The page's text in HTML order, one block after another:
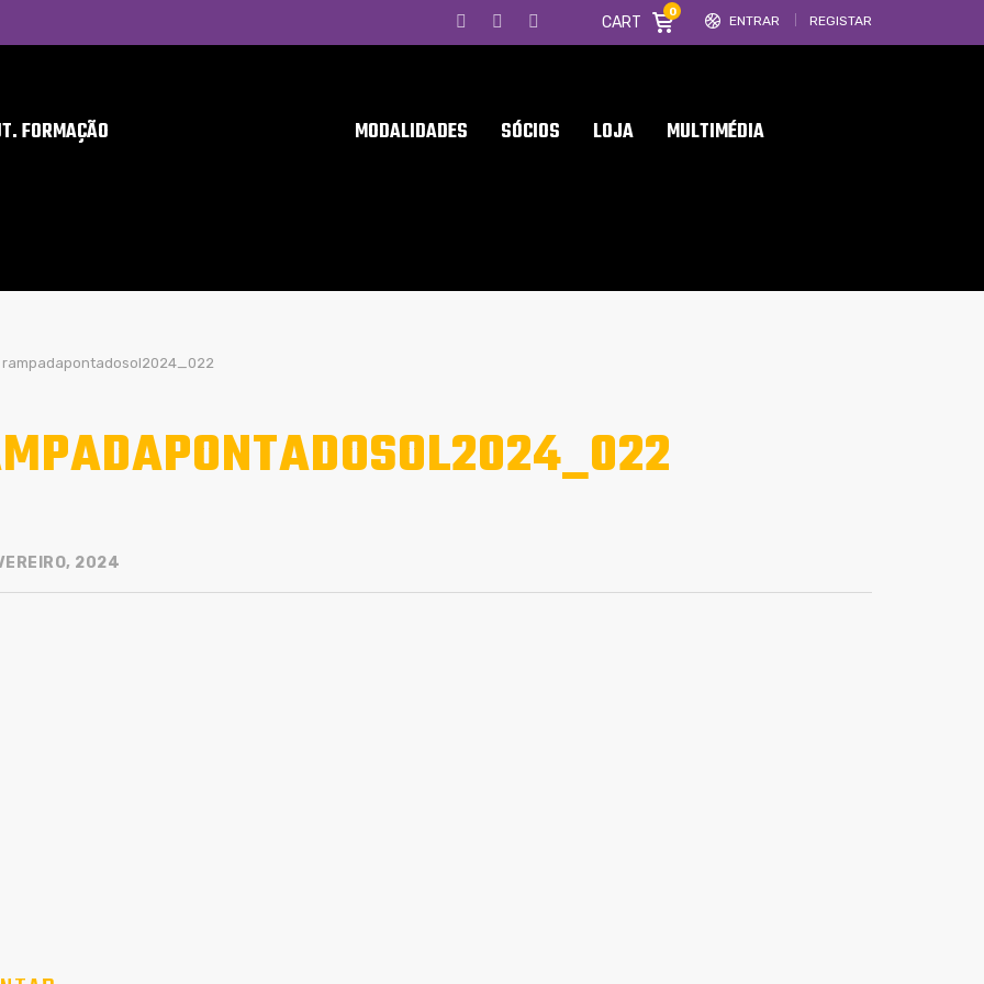
ENTRAR REGISTAR
CART
0
FORMAÇÃO MODALIDADES SÓCIOS LOJA MULTIMÉDIA
rampadapontadosol2024_022
2024